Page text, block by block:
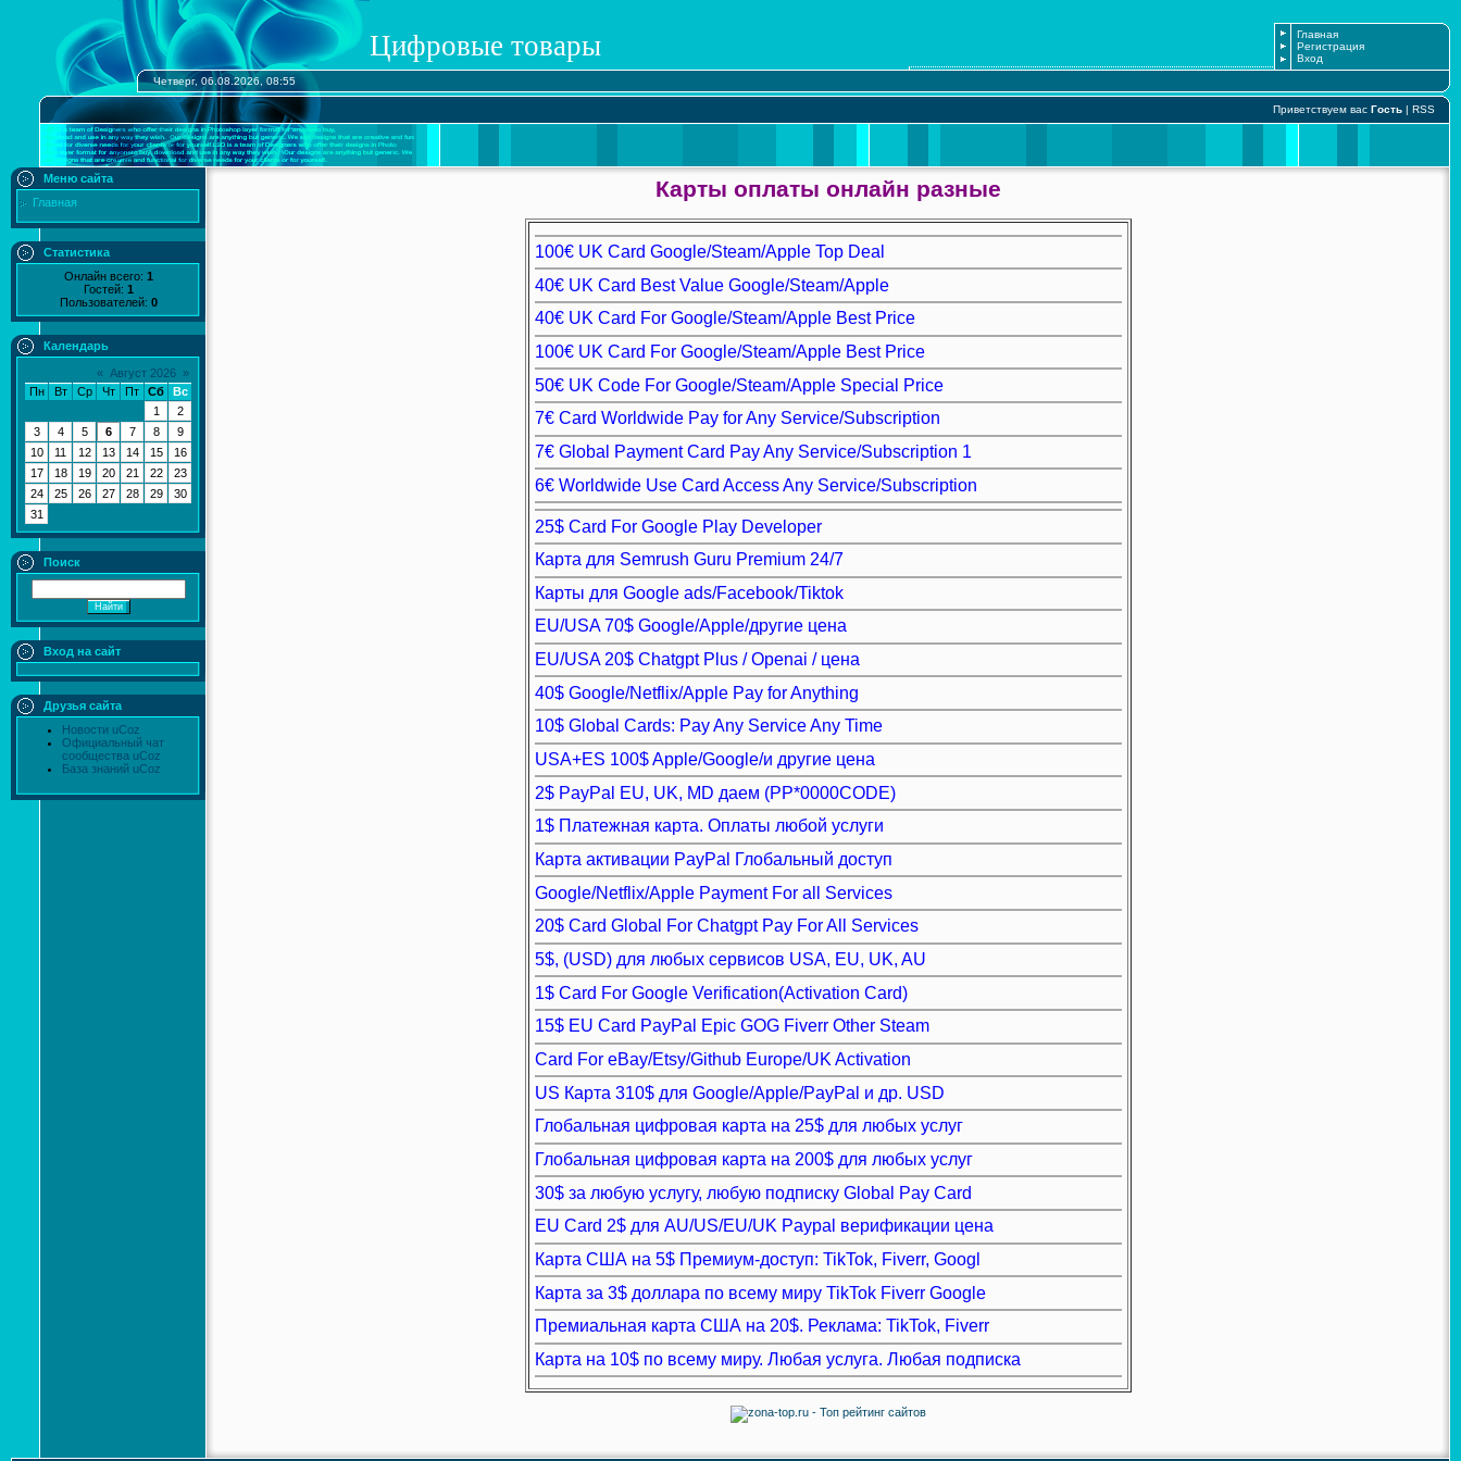
Цифровые товары
Главная
Регистрация
Вход
Четверг, 06.08.2026, 08:55
Приветствуем вас Гость | RSS
Меню сайта
Главная
Статистика
Онлайн всего: 1
Гостей: 1
Пользователей: 0
Календарь
« Август 2026 »
Пн
Вт Ср Чт Пт Сб
Вс
1
2
3
4 5 6 7 8
9
10
11 12 13 14 15
16
17
18 19 20 21 22
23
24
25 26 27 28 29
30
31
Поиск
Вход на сайт
Друзья сайта
Новости uCoz
Официальный чат
сообщества uCoz
База знаний uCoz
Карты оплаты онлайн разные
100€ UK Card Google/Steam/Apple Top Deal
40€ UK Card Best Value Google/Steam/Apple
40€ UK Card For Google/Steam/Apple Best Price
100€ UK Card For Google/Steam/Apple Best Price
50€ UK Code For Google/Steam/Apple Special Price
7€ Card Worldwide Pay for Any Service/Subscription
7€ Global Payment Card Pay Any Service/Subscription 1
6€ Worldwide Use Card Access Any Service/Subscription
25$ Card For Google Play Developer
Карта для Semrush Guru Premium 24/7
Карты для Google ads/Facebook/Tiktok
EU/USA 70$ Google/Apple/другие цена
EU/USA 20$ Chatgpt Plus / Openai / цена
40$ Google/Netflix/Apple Pay for Anything
10$ Global Cards: Pay Any Service Any Time
USA+ES 100$ Apple/Google/и другие цена
2$ PayPal EU, UK, MD даем (PP*0000CODE)
1$ Платежная карта. Оплаты любой услуги
Карта активации PayPal Глобальный доступ
Google/Netflix/Apple Payment For all Services
20$ Card Global For Chatgpt Pay For All Services
5$, (USD) для любых сервисов USA, EU, UK, AU
1$ Card For Google Verification(Activation Card)
15$ EU Card PayPal Epic GOG Fiverr Other Steam
Card For eBay/Etsy/Github Europe/UK Activation
US Карта 310$ для Google/Apple/PayPal и др. USD
Глобальная цифровая карта на 25$ для любых услуг
Глобальная цифровая карта на 200$ для любых услуг
30$ за любую услугу, любую подписку Global Pay Card
EU Card 2$ для AU/US/EU/UK Paypal верификации цена
Карта США на 5$ Премиум-доступ: TikTok, Fiverr, Googl
Карта за 3$ доллара по всему миру TikTok Fiverr Google
Премиальная карта США на 20$. Реклама: TikTok, Fiverr
Карта на 10$ по всему миру. Любая услуга. Любая подписка